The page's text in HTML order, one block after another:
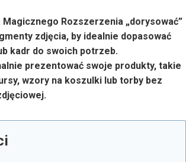
Magicznego Rozszerzenia „dorysować”
zdjęcia, by idealnie dopasować
kadr do swoich potrzeb.
prezentować swoje produkty, takie
wzory na koszulki lub torby bez